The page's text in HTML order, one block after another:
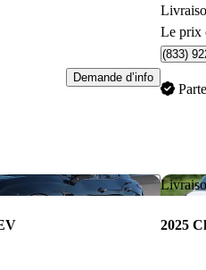
Demande d’info
Le prix
(833)
Enregistrer
2025